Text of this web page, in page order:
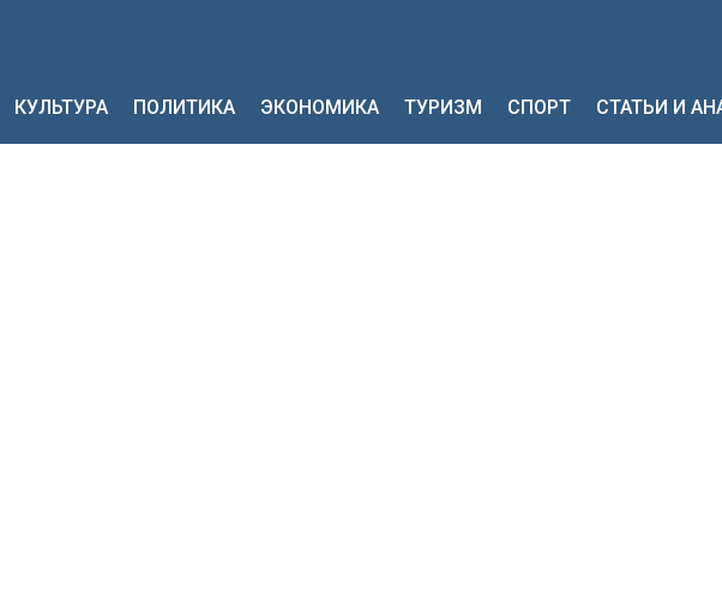
КУЛЬТУРА ПОЛИТИКА ЭКОНОМИКА ТУРИЗМ СПОРТ СТАТЬИ И